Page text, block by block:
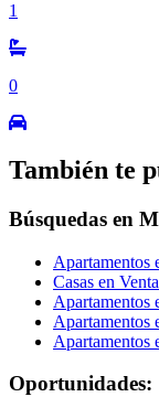
1
0
También te
Búsquedas en
Apartamentos
Casas en
Apartamentos
Apartamentos
Apartamentos
Oportunidades: